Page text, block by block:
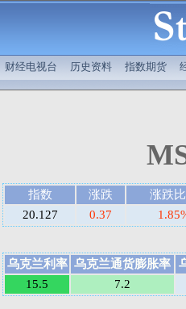
财经电视台 历史资料 指数期货
指数 涨跌
涨跌
20.127
0.37
乌克兰利率 乌克兰通货膨胀率
15.5
7.2